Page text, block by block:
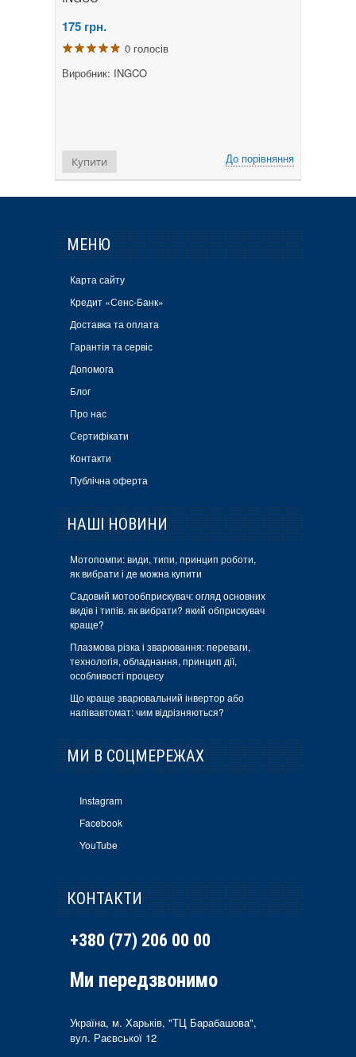
175 грн.
0 голосів
Виробник: INGCO
До порівняння
Купити
МЕНЮ
Карта сайту
Кредит «Сенс-Банк»
Доставка та оплата
Гарантія та сервіс
Допомога
Блог
Про нас
Сертифікати
Контакти
Публічна оферта
НАШІ НОВИНИ
Мотопомпи: види, типи, принцип роботи,
як вибрати і де можна купити
Садовий мотообприскувач: огляд основних
видів і типів. як вибрати? який обприскувач
краще?
Плазмова різка і зварювання: переваги,
технологія, обладнання, принцип дії,
особливості процесу
Що краще зварювальний інвертор або
напівавтомат: чим відрізняються?
МИ В СОЦМЕРЕЖАХ
Instagram
Facebook
YouTube
КОНТАКТИ
+380 (77) 206 00 00
Ми передзвонимо
Україна, м. Харьків, "ТЦ Барабашова",
вул. Раєвської 12